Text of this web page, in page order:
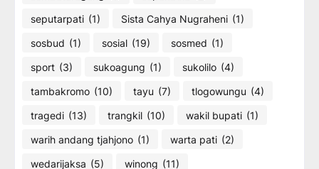
seputarpati (1) Sista Cahya Nugraheni (1)
sosbud (1) sosial (19) sosmed (1)
sport (3) sukoagung (1) sukolilo (4)
tambakromo (10) tayu (7) tlogowungu (4)
tragedi (13) trangkil (10) wakil bupati (1)
warih andang tjahjono (1) warta pati (2)
wedarijaksa (5) winong (11)